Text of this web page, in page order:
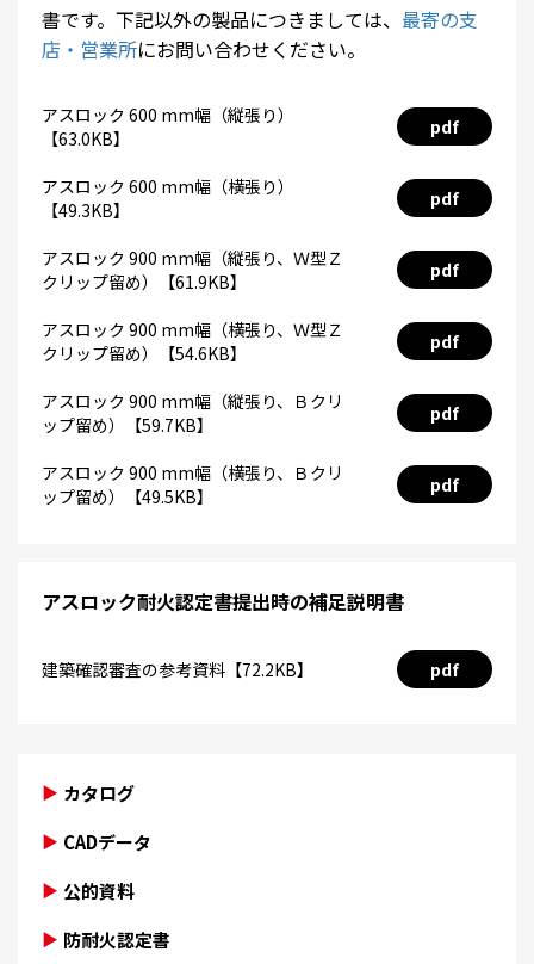
書です。下記以外の製品につきましては、 最寄の支
店・営業所にお問い合わせください。
アスロック 600 mm幅（縦張り）
【63.0KB】
pdf
アスロック 600 mm幅（横張り）
【49.3KB】
pdf
アスロック 900 mm幅（縦張り、Ｗ型Ｚ
クリップ留め）【61.9KB】
pdf
アスロック 900 mm幅（横張り、Ｗ型Ｚ
クリップ留め）【54.6KB】
pdf
アスロック 900 mm幅（縦張り、Ｂクリ
ップ留め）【59.7KB】
pdf
アスロック 900 mm幅（横張り、Ｂクリ
ップ留め）【49.5KB】
pdf
アスロック耐火認定書提出時の補足説明書
建築確認審査の参考資料【72.2KB】 pdf
カタログ
CADデータ
公的資料
防耐火認定書